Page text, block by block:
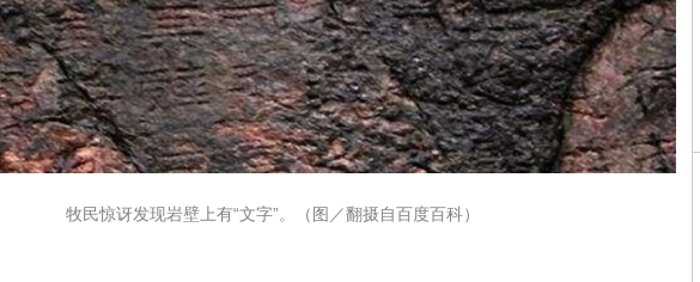
牧民惊讶发现岩壁上有“文字”。（图／翻摄自百度百科）